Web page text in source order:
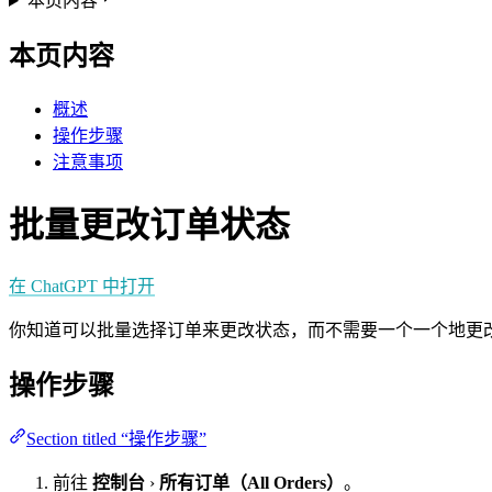
本页内容
概述
操作步骤
注意事项
批量更改订单状态
在 ChatGPT 中打开
你知道可以批量选择订单来更改状态，而不需要一个一个地更
操作步骤
Section titled “操作步骤”
前往 控制台 › 所有订单（All Orders） 。